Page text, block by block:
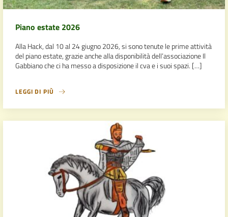
Piano estate 2026
Alla Hack, dal 10 al 24 giugno 2026, si sono tenute le prime attività
del piano estate, grazie anche alla disponibilità dell’associazione Il
Gabbiano che ci ha messo a disposizione il cva e i suoi spazi. […]
LEGGI DI PIÙ